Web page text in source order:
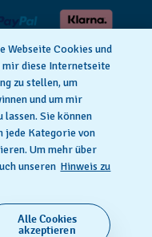
Hinweis Zu Cookies
Webseite Cookies und
mir diese Internetseite
zu stellen, um
und um mir
lassen. Sie können
jede Kategorie von
Um mehr über
unseren Hinweis zu
Alle Cookies
akzeptieren